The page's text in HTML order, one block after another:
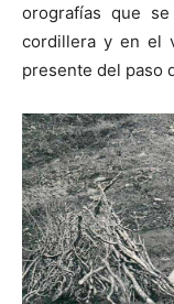
orografías que
cordillera y en el
presente del paso